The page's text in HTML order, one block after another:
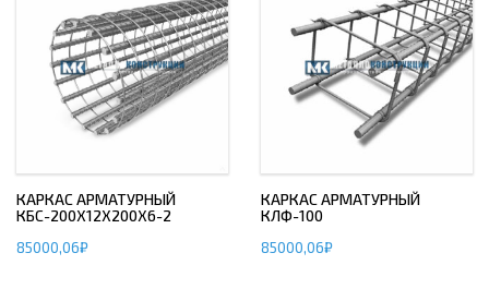
КАРКАС АРМАТУРНЫЙ
КБС-200Х12Х200Х6-2
85000,06₽
КАРКАС АРМАТУРНЫЙ
КЛФ-100
85000,06₽